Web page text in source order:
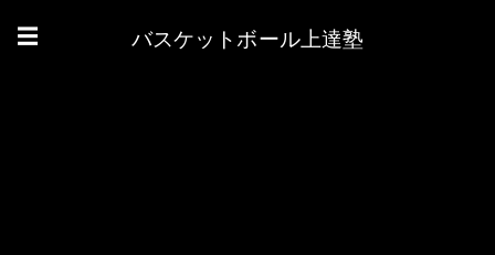
☰ バスケットボール上達塾